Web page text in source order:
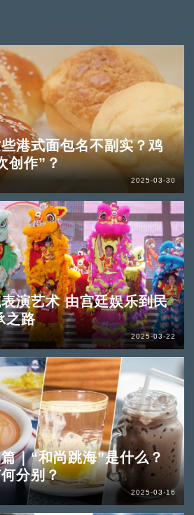
港式面包名不副实？鸡
创作”？
2025-03-30
演艺术 由宫廷娱乐到民
之路
2025-03-22
｜“和尚跳海”是什么？
分别？
2025-03-16